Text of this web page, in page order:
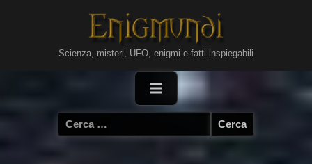
Scienza, misteri, UFO, enigmi e fatti inspiegabili
Ricerca
per: